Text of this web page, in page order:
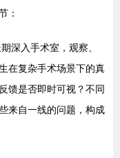
：
深入手术室，观察、
在复杂手术场景下的真
馈是否即时可视？不同
来自一线的问题，构成